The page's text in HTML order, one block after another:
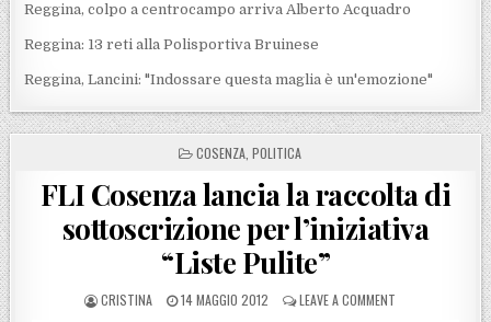
Reggina, colpo a centrocampo arriva Alberto Acquadro
Reggina: 13 reti alla Polisportiva Bruinese
Reggina, Lancini: "Indossare questa maglia è un'emozione"
POSTED IN
COSENZA POLITICA
FLI Cosenza lancia la raccolta di
sottoscrizione per l’iniziativa
“Liste Pulite”
POSTED BY
CRISTINA POSTED ON
14 MAGGIO 2012 LEAVE A COMMENT ON FLI